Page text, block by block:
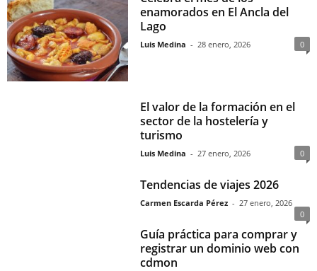
enamorados en El Ancla del
Lago
Luis Medina - 28 enero, 2026 0
El valor de la formación en el
sector de la hostelería y
turismo
Luis Medina - 27 enero, 2026 0
Tendencias de viajes 2026
Carmen Escarda Pérez - 27 enero, 2026
0
Guía práctica para comprar y
registrar un dominio web con
cdmon